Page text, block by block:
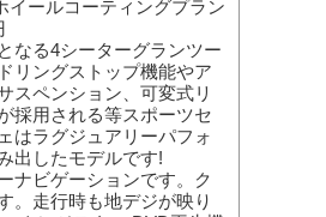
ールコーティングプラン
なる4シーターグランツー
リングストップ機能やア
スペンション、可変式リ
採用される等スポーツセ
はラグジュアリーパフォ
出したモデルです!
ナビゲーションです。ク
。走行時も地デジが映り